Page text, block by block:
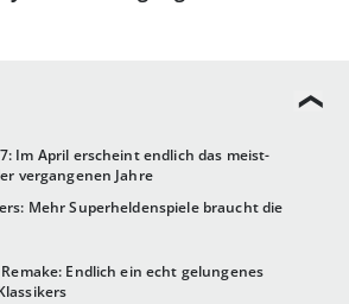
Im April erscheint endlich das meist-
vergangenen Jahre
Mehr Superheldenspiele braucht die
Endlich ein echt gelungenes